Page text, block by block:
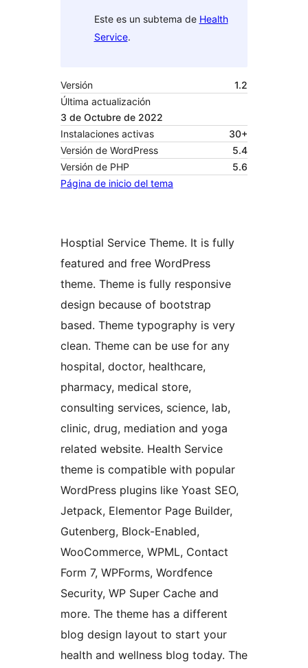
Este es un subtema de Health
Service.
Versión
1.2
Última actualización
3 de Octubre de 2022
Instalaciones activas
30+
Versión de WordPress
5.4
Versión de PHP
5.6
Página de inicio del tema
Hosptial Service Theme. It is fully
featured and free WordPress
theme. Theme is fully responsive
design because of bootstrap
based. Theme typography is very
clean. Theme can be use for any
hospital, doctor, healthcare,
pharmacy, medical store,
consulting services, science, lab,
clinic, drug, mediation and yoga
related website. Health Service
theme is compatible with popular
WordPress plugins like Yoast SEO,
Jetpack, Elementor Page Builder,
Gutenberg, Block-Enabled,
WooCommerce, WPML, Contact
Form 7, WPForms, Wordfence
Security, WP Super Cache and
more. The theme has a different
blog design layout to start your
health and wellness blog today. The